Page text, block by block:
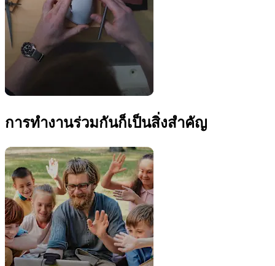
การทำงานร่วมกันก็เป็นสิ่งสำคัญ